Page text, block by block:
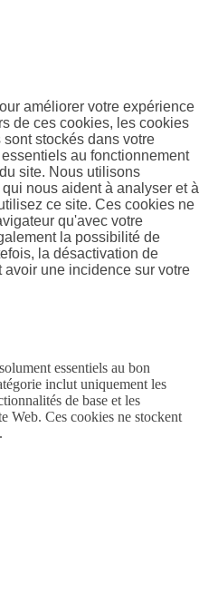
améliorer votre expérience
de ces cookies, les cookies
stockés dans votre
au fonctionnement
site. Nous utilisons
nous aident à analyser et à
ce site. Ces cookies ne
qu'avec votre
la possibilité de
la désactivation de
une incidence sur votre
essentiels au bon
inclut uniquement les
de base et les
Web. Ces cookies ne stockent